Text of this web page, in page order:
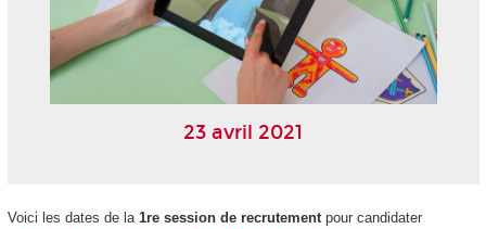
23 avril 2021
Voici les dates de la 1re session de recrutementpour candidater